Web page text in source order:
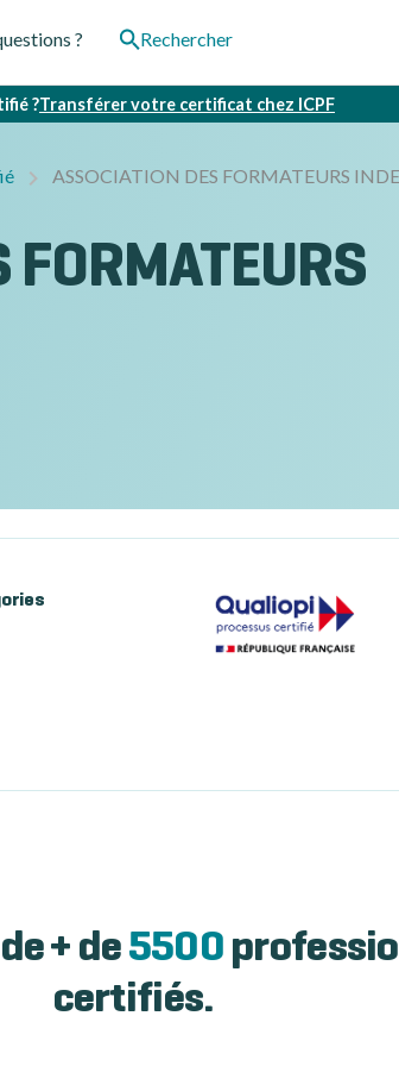
? Rechercher
?Transférer votre certificat chez ICPF
ASSOCIATION DES FORMATEURS
FORMATEURS
+ de 5500
certifiés.